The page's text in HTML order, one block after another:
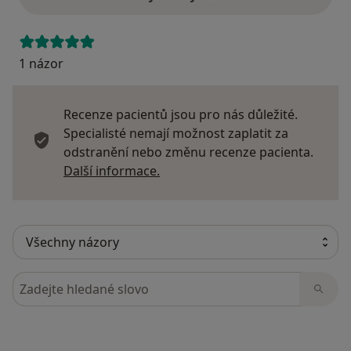
1 názor
Recenze pacientů jsou pro nás důležité.
Specialisté nemají možnost zaplatit za
odstranění nebo změnu recenze pacienta.
Další informace.
Hledejte v názorech